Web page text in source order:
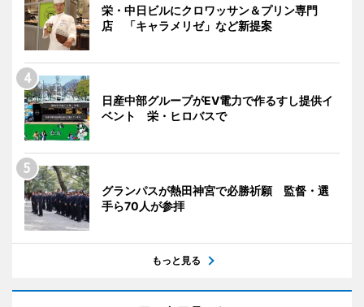
栄・中日ビルにクロワッサン＆プリン専門
店 「キャラメリゼ」など新提案
日産中部グループがEV電力で作るすし提供イ
ベント 栄・ヒロバスで
グランパスが熱田神宮で必勝祈願 監督・選
手ら70人が参拝
もっと見る